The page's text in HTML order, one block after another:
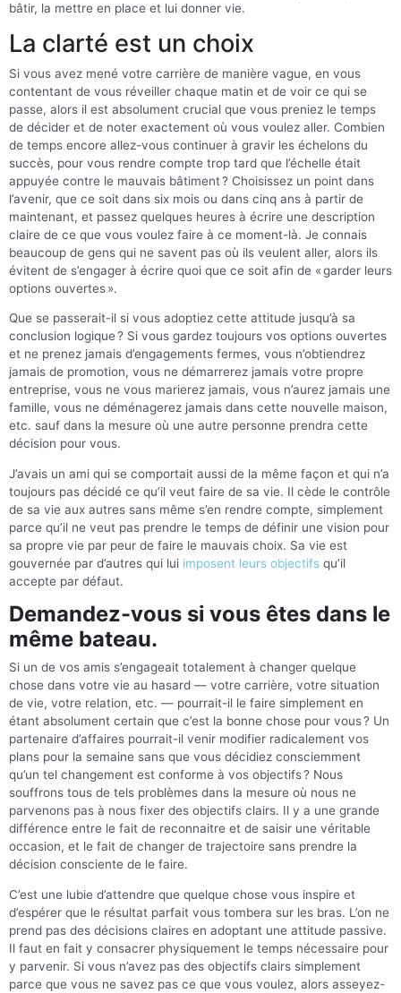
bâtir, la mettre en place et lui donner vie.
La clarté est un choix
Si vous avez mené votre carrière de manière vague, en vous
contentant de vous réveiller chaque matin et de voir ce qui se
passe, alors il est absolument crucial que vous preniez le temps
de décider et de noter exactement où vous voulez aller. Combien
de temps encore allez-vous continuer à gravir les échelons du
succès, pour vous rendre compte trop tard que l’échelle était
appuyée contre le mauvais bâtiment ? Choisissez un point dans
l’avenir, que ce soit dans six mois ou dans cinq ans à partir de
maintenant, et passez quelques heures à écrire une description
claire de ce que vous voulez faire à ce moment-là. Je connais
beaucoup de gens qui ne savent pas où ils veulent aller, alors ils
évitent de s’engager à écrire quoi que ce soit afin de « garder leurs
options ouvertes ».
Que se passerait-il si vous adoptiez cette attitude jusqu’à sa
conclusion logique ? Si vous gardez toujours vos options ouvertes
et ne prenez jamais d’engagements fermes, vous n’obtiendrez
jamais de promotion, vous ne démarrerez jamais votre propre
entreprise, vous ne vous marierez jamais, vous n’aurez jamais une
famille, vous ne déménagerez jamais dans cette nouvelle maison,
etc. sauf dans la mesure où une autre personne prendra cette
décision pour vous.
J’avais un ami qui se comportait aussi de la même façon et qui n’a
toujours pas décidé ce qu’il veut faire de sa vie. Il cède le contrôle
de sa vie aux autres sans même s’en rendre compte, simplement
parce qu’il ne veut pas prendre le temps de définir une vision pour
sa propre vie par peur de faire le mauvais choix. Sa vie est
gouvernée par d’autres qui lui imposent leurs objectifs qu’il
accepte par défaut.
Demandez-vous si vous êtes dans le
même bateau.
Si un de vos amis s’engageait totalement à changer quelque
chose dans votre vie au hasard — votre carrière, votre situation
de vie, votre relation, etc. — pourrait-il le faire simplement en
étant absolument certain que c’est la bonne chose pour vous ? Un
partenaire d’affaires pourrait-il venir modifier radicalement vos
plans pour la semaine sans que vous décidiez consciemment
qu’un tel changement est conforme à vos objectifs ? Nous
souffrons tous de tels problèmes dans la mesure où nous ne
parvenons pas à nous fixer des objectifs clairs. Il y a une grande
différence entre le fait de reconnaitre et de saisir une véritable
occasion, et le fait de changer de trajectoire sans prendre la
décision consciente de le faire.
C’est une lubie d’attendre que quelque chose vous inspire et
d’espérer que le résultat parfait vous tombera sur les bras. L’on ne
prend pas des décisions claires en adoptant une attitude passive.
Il faut en fait y consacrer physiquement le temps nécessaire pour
y parvenir. Si vous n’avez pas des objectifs clairs simplement
parce que vous ne savez pas ce que vous voulez, alors asseyez-